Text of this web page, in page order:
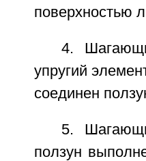
поверхностью
4.
упругий
соединен
5.
ползун